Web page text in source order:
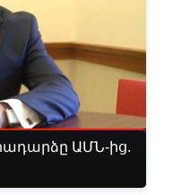
ԱՄՆ-ից.